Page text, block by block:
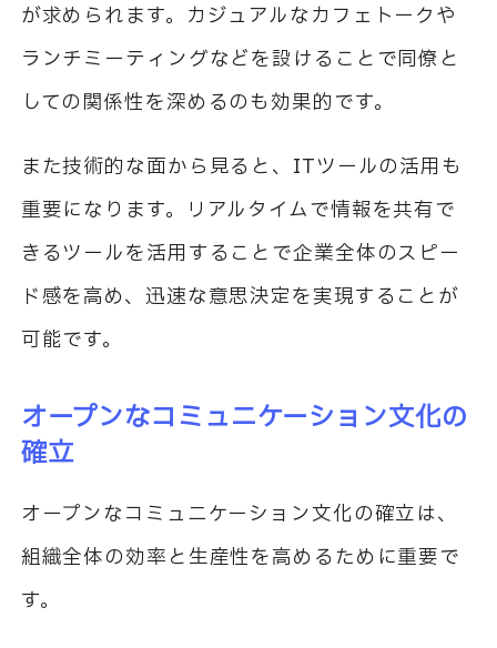
が求められます。カジュアルなカフェトークや
ランチミーティングなどを設けることで同僚と
しての関係性を深めるのも効果的です。
また技術的な面から見ると、ITツールの活用も
重要になります。リアルタイムで情報を共有で
きるツールを活用することで企業全体のスピー
ド感を高め、迅速な意思決定を実現することが
可能です。
オープンなコミュニケーション文化の
確立
オープンなコミュニケーション文化の確立は、
組織全体の効率と生産性を高めるために重要で
す。